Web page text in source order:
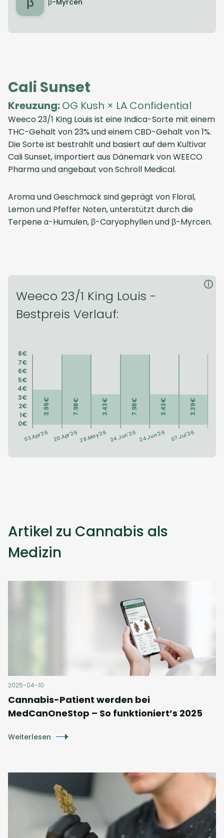
Cali Sunset
Kreuzung:OG Kush × LA Confidential
Weeco 23/1 King Louis ist eine Indica-Sorte mit einem
THC-Gehalt von 23% und einem CBD-Gehalt von 1%.
Die Sorte ist bestrahlt und basiert auf dem Kultivar
Cali Sunset, importiert aus DänemarkvonWEECO
Pharmaund angebaut vonSchroll Medical.
Aroma und Geschmack sind geprägt von Floral,
Lemon und Pfeffer Noten, unterstützt durch die
Terpene α-Humulen, β-Caryophyllen und β-Myrcen.
Weeco 23/1 King Louis -
Bestpreis Verlauf:
i
Artikel zu Cannabis als
Medizin
2025-04-10
Cannabis-Patient werden bei
MedCanOneStop – So funktioniert’s 2025
Weiterlesen